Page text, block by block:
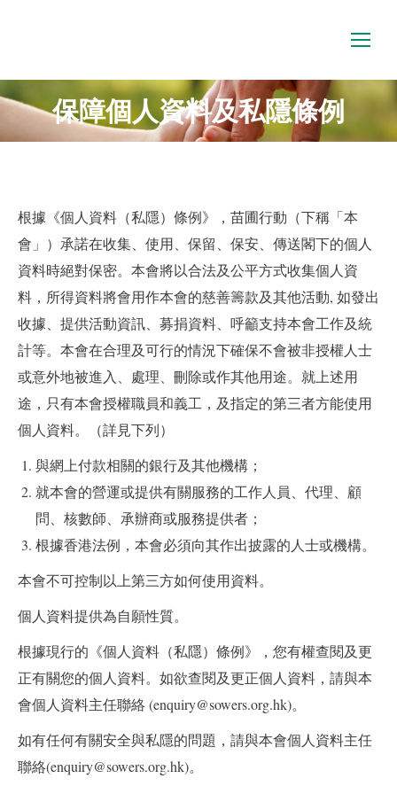
保障個人資料及私隱條例
根據《個人資料（私隱）條例》，苗圃行動（下稱「本
會」）承諾在收集、使用、保留、保安、傳送閣下的個人
資料時絕對保密。本會將以合法及公平方式收集個人資
料，所得資料將會用作本會的慈善籌款及其他活動, 如發出
收據、提供活動資訊、募捐資料、呼籲支持本會工作及統
計等。本會在合理及可行的情況下確保不會被非授權人士
或意外地被進入、處理、刪除或作其他用途。就上述用
途，只有本會授權職員和義工，及指定的第三者方能使用
個人資料。（詳見下列）
與網上付款相關的銀行及其他機構；
就本會的營運或提供有關服務的工作人員、代理、顧
問、核數師、承辦商或服務提供者；
根據香港法例，本會必須向其作出披露的人士或機構。
本會不可控制以上第三方如何使用資料。
個人資料提供為自願性質。
根據現行的《個人資料（私隱）條例》，您有權查閱及更
正有關您的個人資料。如欲查閱及更正個人資料，請與本
會個人資料主任聯絡 (enquiry@sowers.org.hk)。
如有任何有關安全與私隱的問題，請與本會個人資料主任
聯絡(enquiry@sowers.org.hk)。